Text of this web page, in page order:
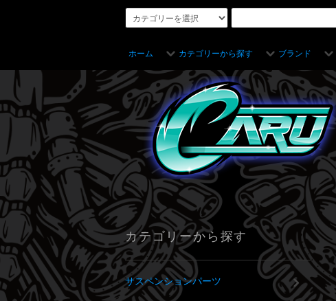
ホーム カテゴリーから探す ブランド
カテゴリーから探す
サスペンションパーツ